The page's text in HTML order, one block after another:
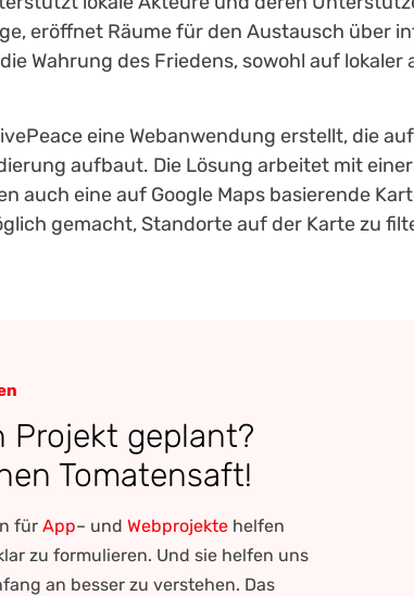
eröffnet Räume für den Austausch über
Wahrung des Friedens, sowohl auf lokaler
eine Webanwendung erstellt, die
aufbaut. Die Lösung arbeitet mit
auch eine auf Google Maps basierende
gemacht, Standorte auf der Karte zu
Projekt geplant?
Tomatensaft!
für App– und Webprojekte helfen
zu formulieren. Und sie helfen uns
an besser zu verstehen. Das